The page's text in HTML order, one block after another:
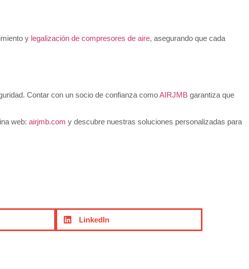
y legalización de compresores de aire, asegurando que cada
Contar con un socio de confianza comoAIRJMB garantiza que
web: airjmb.com y descubre nuestras soluciones personalizadas para
LinkedIn